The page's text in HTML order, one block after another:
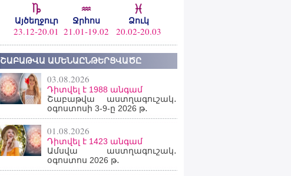
Այծեղջուր
23.12-20.01
Ջրհոս
21.01-19.02
Ձուկ
20.02-20.03
ՇԱԲԱԹՎԱ ԱՄԵՆԱԸՆԹԵՐՑՎԱԾԸ
03.08.2026
Դիտվել է 1988 անգամ
Շաբաթվա աստղագուշակ․
օգոստոսի 3-9-ը 2026 թ․
01.08.2026
Դիտվել է 1423 անգամ
Ամսվա աստղագուշակ․
օգոստոս 2026 թ․